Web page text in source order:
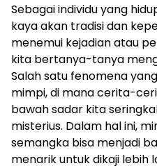
Sebagai individu yang
kaya akan tradisi dan
menemui kejadian atau
kita bertanya-tanya
Salah satu fenomena
mimpi, di mana cerita-
bawah sadar kita
misterius. Dalam hal ini,
semangka bisa menjadi
menarik untuk dikaji lebih